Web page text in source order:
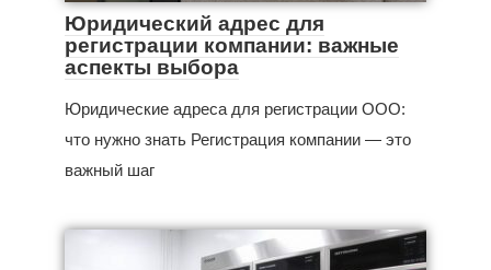
Юридический адрес для
регистрации компании: важные
аспекты выбора
Юридические адреса для регистрации ООО:
что нужно знать Регистрация компании — это
важный шаг